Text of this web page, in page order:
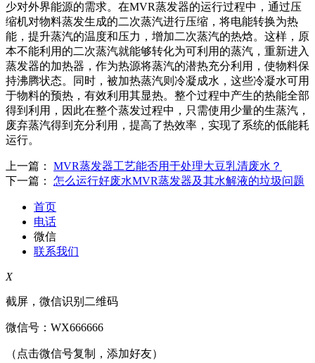
少对外界能源的需求。在MVR蒸发器的运行过程中，通过压
缩机对物料蒸发生成的二次蒸汽进行压缩，将电能转换为热
能，提升蒸汽的温度和压力，增加二次蒸汽的热焓。这样，原
本不能利用的二次蒸汽就能够转化为可利用的蒸汽，重新进入
蒸发器的加热器，作为热源将蒸汽的潜热充分利用，使物料保
持沸腾状态。同时，被加热蒸汽则冷凝成水，这些冷凝水可用
于物料的预热，有效利用其显热。整个过程中产生的热能全部
得到利用，因此在整个蒸发过程中，只需使用少量的生蒸汽，
废弃蒸汽得到充分利用，提高了热效率，实现了系统的低能耗
运行。
上一篇： MVR蒸发器工艺能否用于处理大豆乳清废水？
下一篇： 怎么运行好废水MVR蒸发器及其水解液的垃圾问题
首页
电话
微信
联系我们
X
截屏，微信识别二维码
微信号： WX666666
（点击微信号复制，添加好友）